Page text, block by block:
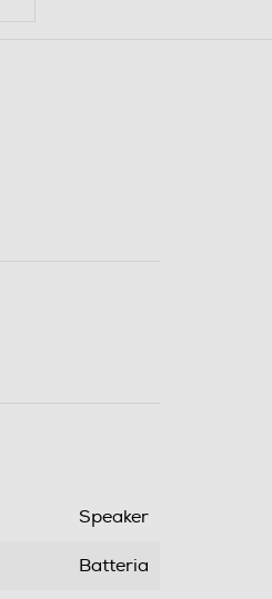
Speaker
Batteria